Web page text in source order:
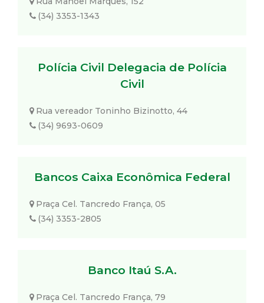
(34) 3353-1343
Polícia Civil Delegacia de Polícia
Civil
Rua vereador Toninho Bizinotto, 44
(34) 9693-0609
Bancos Caixa Econômica Federal
Praça Cel. Tancredo França, 05
(34) 3353-2805
Banco Itaú S.A.
Praça Cel. Tancredo França, 79